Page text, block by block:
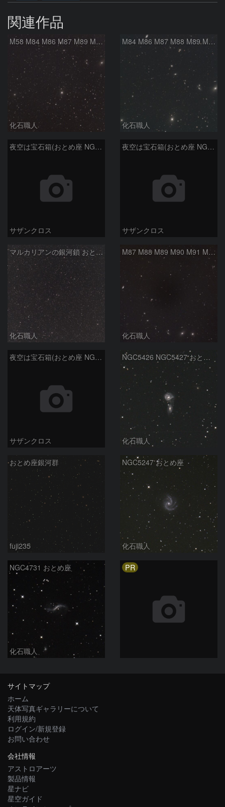
関連作品
M58 M84 M86 M87 M89 M90 マルカリアンの銀河鎖 おとめ座 かみのけ座
化石職人
M84 M86 M87 M88 M89 M90 M91 マルカリアンの銀河鎖 おとめ座 かみのけ座
化石職人
夜空は宝石箱(おとめ座 NGC5566) Seestar50
サザンクロス
夜空は宝石箱(おとめ座 NGC5746) Seestar50
サザンクロス
マルカリアンの銀河鎖 おとめ座・ かみのけ座の銀河
化石職人
M87 M88 M89 M90 M91 M100 マルカリアンの銀河鎖 おとめ座 かみのけ座
化石職人
夜空は宝石箱(おとめ座 NGC5746) Seestar50
サザンクロス
NGC5426 NGC5427 おとめ座
化石職人
おとめ座銀河群
fuji235
NGC5247 おとめ座
化石職人
NGC4731 おとめ座
化石職人
PR
サイトマップ
ホーム
天体写真ギャラリーについて
利用規約
ログイン/新規登録
お問い合わせ
会社情報
アストロアーツ
製品情報
星ナビ
星空ガイド